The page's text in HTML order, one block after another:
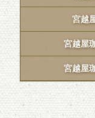
宮越
宮越屋
宮越屋